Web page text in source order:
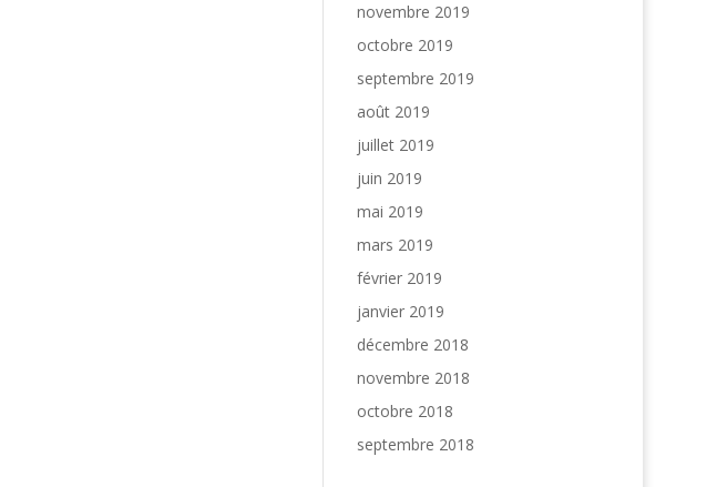
novembre 2019
octobre 2019
septembre 2019
août 2019
juillet 2019
juin 2019
mai 2019
mars 2019
février 2019
janvier 2019
décembre 2018
novembre 2018
octobre 2018
septembre 2018